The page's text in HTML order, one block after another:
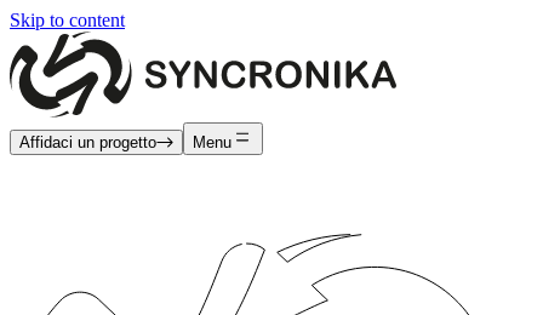
Skip to content
Affidaci un progetto Menu